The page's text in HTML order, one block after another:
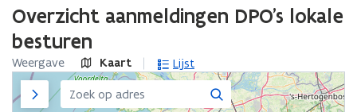
u
w
v
e
n
e
k
h
e
i
d
a
k
h
e
i
v
i
j
n
e
v
l
i
j
n
n
Overzicht aanmeldingen DPO's lokale
besturen
Weergave Kaart Lijst
Zijpaneel Zoeken